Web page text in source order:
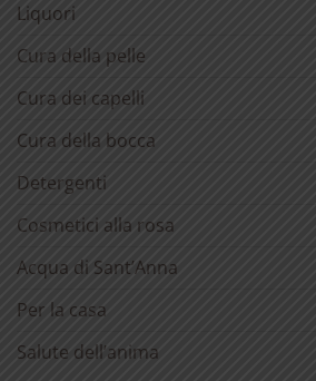
Liquori
Cura della pelle
Cura dei capelli
Cura della bocca
Detergenti
Cosmetici alla rosa
Acqua di Sant’Anna
Per la casa
Salute dell’anima